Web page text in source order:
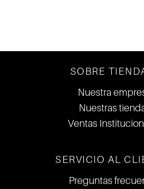
SOBRE
Nuestra
Nuestras
Ventas
SERVICIO AL
Preguntas